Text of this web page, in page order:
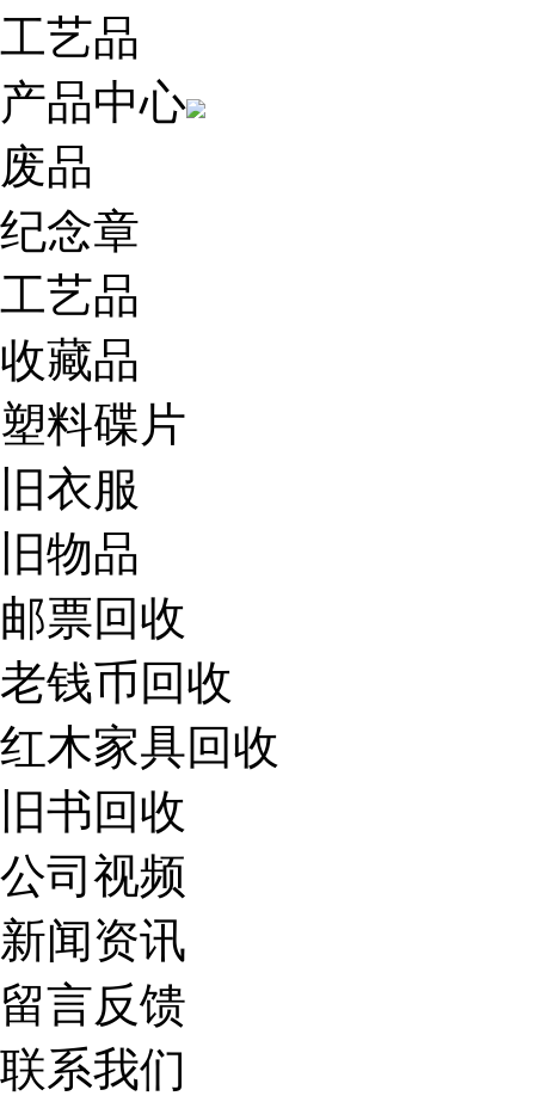
工艺品
产品中心
废品
纪念章
工艺品
收藏品
塑料碟片
旧衣服
旧物品
邮票回收
老钱币回收
红木家具回收
旧书回收
公司视频
新闻资讯
留言反馈
联系我们